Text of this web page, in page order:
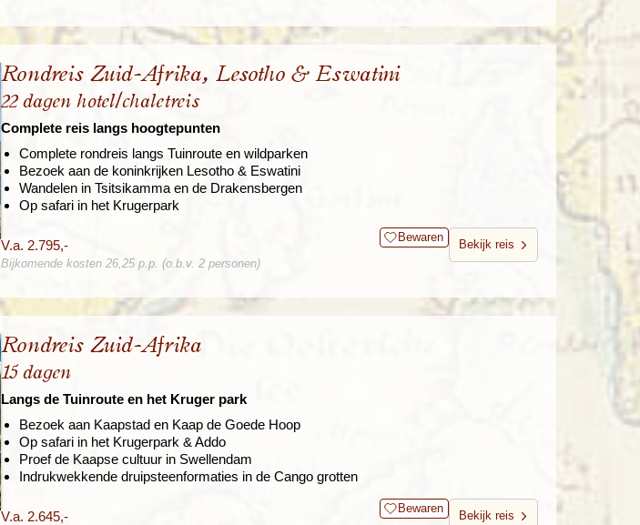
Rondreis Zuid-Afrika, Lesotho & Eswatini
22 dagen hotel/chaletreis
Complete reis langs hoogtepunten
Complete rondreis langs Tuinroute en wildparken
Bezoek aan de koninkrijken Lesotho & Eswatini
Wandelen in Tsitsikamma en de Drakensbergen
Op safari in het Krugerpark
V.a. 2.795,- Bewaren
Bekijk reis
Bijkomende kosten 26,25 p.p. (o.b.v. 2 personen)
Rondreis Zuid-Afrika
15 dagen
Langs de Tuinroute en het Kruger park
Bezoek aan Kaapstad en Kaap de Goede Hoop
Op safari in het Krugerpark & Addo
Proef de Kaapse cultuur in Swellendam
Indrukwekkende druipsteenformaties in de Cango grotten
V.a. 2.645,- Bewaren
Bekijk reis